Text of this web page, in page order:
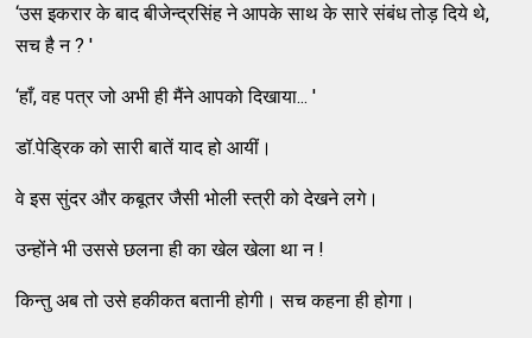
‘उस इकरार के बाद बीजेन्द्रसिंह ने आपके साथ के सारे संबंध तोड़ दिये थे,
सच है न ? '
‘हाँ, वह पत्र जो अभी ही मैंने आपको दिखाया... '
डॉ.पेड्रिक को सारी बातें याद हो आयीं।
वे इस सुंदर और कबूतर जैसी भोली स्त्री को देखने लगे।
उन्होंने भी उससे छलना ही का खेल खेला था न !
किन्तु अब तो उसे हकीकत बतानी होगी। सच कहना ही होगा।